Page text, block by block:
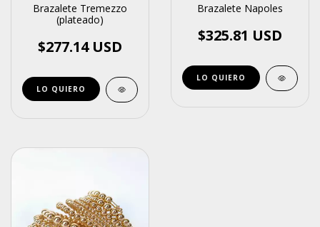
Brazalete Tremezzo
(plateado)
$277.14 USD
Brazalete Napoles
$325.81 USD